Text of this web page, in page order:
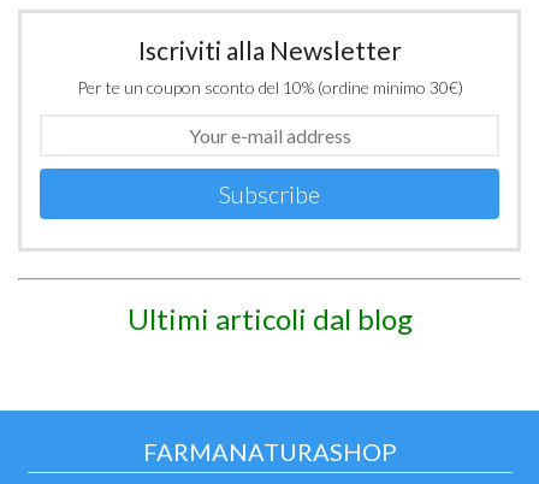
Iscriviti alla Newsletter
Per te un coupon sconto del 10% (ordine minimo 30€)
Subscribe
Ultimi articoli dal blog
FARMANATURASHOP